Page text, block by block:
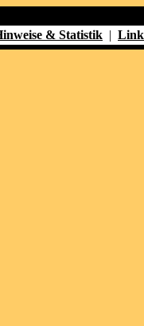
& Statistik |